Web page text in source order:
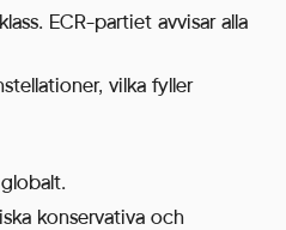
ECR-partiet avvisar alla
vilka fyller
konservativa och